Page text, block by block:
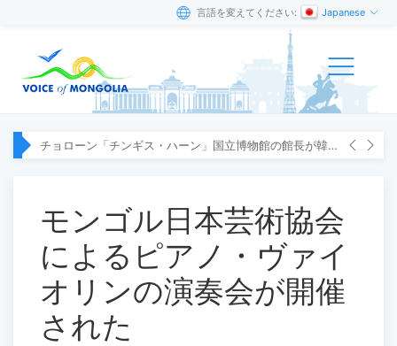
言語を変えてください: Japanese
チョローン「チンギス・ハーン」国立博物館の館長が韓国へ出張
モンゴル日本芸術協会
によるピアノ・ヴァイ
オリンの演奏会が開催
された